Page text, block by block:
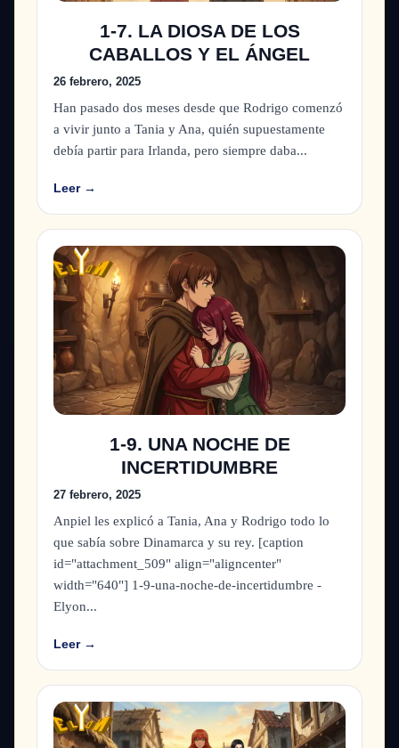
1-7. LA DIOSA DE LOS
CABALLOS Y EL ÁNGEL
26 febrero, 2025
Han pasado dos meses desde que Rodrigo comenzó
a vivir junto a Tania y Ana, quién supuestamente
debía partir para Irlanda, pero siempre daba...
Leer →
1-9. UNA NOCHE DE
INCERTIDUMBRE
27 febrero, 2025
Anpiel les explicó a Tania, Ana y Rodrigo todo lo
que sabía sobre Dinamarca y su rey. [caption
id="attachment_509" align="aligncenter"
width="640"] 1-9-una-noche-de-incertidumbre -
Elyon...
Leer →